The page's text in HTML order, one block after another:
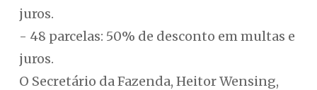
juros.
- 48 parcelas: 50% de desconto em multas e
juros.
O Secretário da Fazenda, Heitor Wensing,